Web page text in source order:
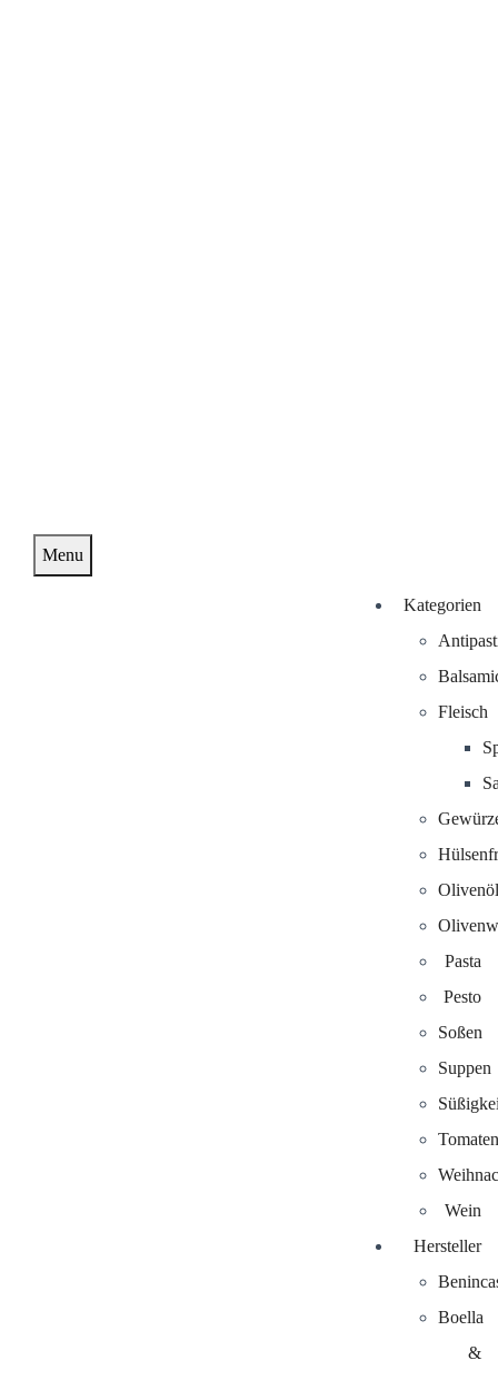
Menu
Kategorien
Fleisch
Olivenöl
Pasta
Pesto
Soßen
Suppen
Wein
Hersteller
Boella
&